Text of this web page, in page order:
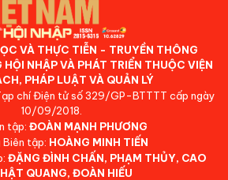
VÀ THỰC TIỄN - TRUYỀN THÔNG
NHẬP VÀ PHÁT TRIỂN THUỘC VIỆN
PHÁP LUẬT VÀ QUẢN LÝ
chí Điện tử số 329/GP-BTTTT cấp ngày
10/09/2018.
tập: ĐOÀN MẠNH PHƯƠNG
Biên tập: HOÀNG MINH TIẾN
ĐẶNG ĐÌNH CHẤN, PHẠM THỦY, CAO
QUANG, ĐOÀN HIẾU